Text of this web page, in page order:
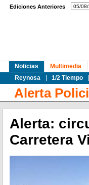
Ediciones Anteriores
Noticias
Reynosa
1/2 Tiempo
Multimedia
Alerta
Alerta:
Carretera